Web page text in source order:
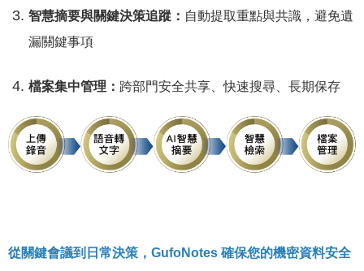
智慧摘要與關鍵決策追蹤： 自動提取重點與共識，避免遺
漏關鍵事項
檔案集中管理： 跨部門安全共享、快速搜尋、長期保存
從關鍵會議到日常決策，GufoNotes 確保您的機密資料安全